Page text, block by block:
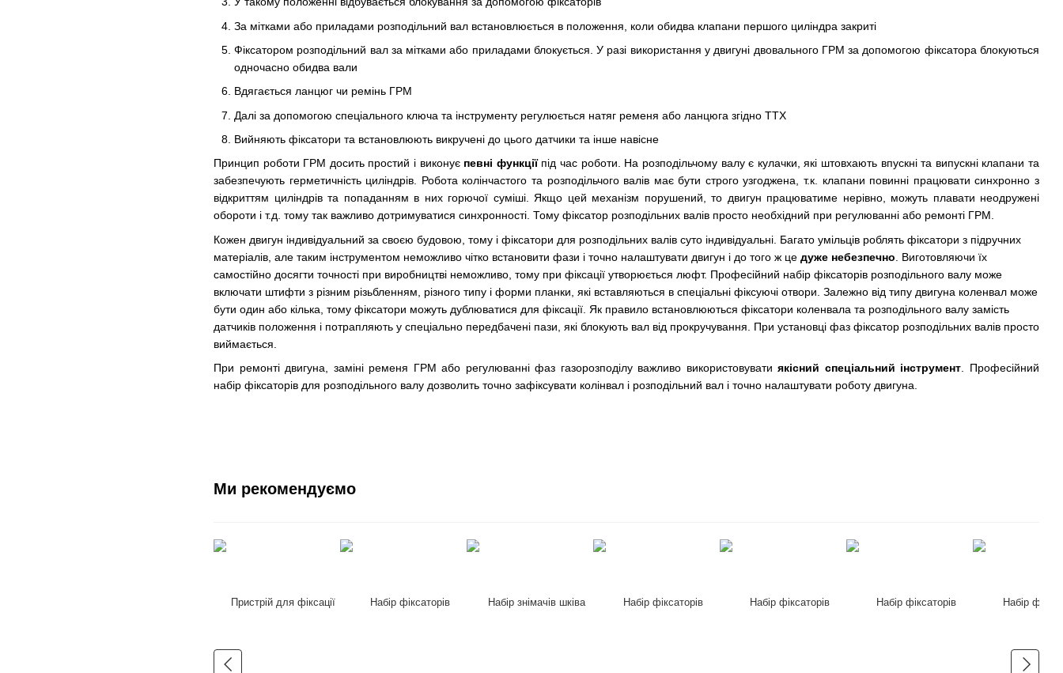
За мітками або приладами розподільний вал встановлюється в положення, коли обидва клапани першого циліндра закриті
Фіксатором розподільний вал за мітками або приладами блокується. У разі використання у двигуні двовального ГРМ за допомогою фіксатора блокуються
одночасно обидва вали
Вдягається ланцюг чи ремінь ГРМ
Далі за допомогою спеціального ключа та інструменту регулюється натяг ременя або ланцюга згідно ТТХ
Вийняють фіксатори та встановлюють викручені до цього датчики та інше навісне
Принцип роботи ГРМ досить простий і виконує певні функціїпід час роботи. На розподільчому валу є кулачки, які штовхають впускні та випускні клапани та
забезпечують герметичність циліндрів. Робота колінчастого та розподільчого валів має бути строго узгоджена, т.к. клапани повинні працювати синхронно з
відкриттям циліндрів та попаданням в них горючої суміші. Якщо цей механізм порушений, то двигун працюватиме нерівно, можуть плавати неодружені
обороти і т.д. тому так важливо дотримуватися синхронності. Тому фіксатор розподільних валів просто необхідний при регулюванні або ремонті ГРМ.
Кожен двигун індивідуальний за своєю будовою, тому і фіксатори для розподільних валів суто індивідуальні. Багато умільців роблять фіксатори з підручних
матеріалів, але таким інструментом неможливо чітко встановити фази і точно налаштувати двигун і до того ж це дуже небезпечно . Виготовляючи їх
самостійно досягти точності при виробництві неможливо, тому при фіксації утворюється люфт. Професійний набір фіксаторів розподільного валу може
включати штифти з різним різьбленням, різного типу і форми планки, які вставляються в спеціальні фіксуючі отвори. Залежно від типу двигуна коленвал може
бути один або кілька, тому фіксатори можуть дублюватися для фіксації. Як правило встановлюються фіксатори коленвала та розподільного валу замість
датчиків положення і потрапляють у спеціально передбачені пази, які блокують вал від прокручування. При установці фаз фіксатор розподільних валів просто
виймається.
При ремонті двигуна, заміні ременя ГРМ або регулюванні фаз газорозподілу важливо використовуватиякісний спеціальний інструмент. Професійний
набір фіксаторів для розподільного валу дозволить точно зафіксувати колінвал і розподільний вал і точно налаштувати роботу двигуна.
Ми рекомендуємо